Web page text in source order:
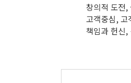
창의적 도전,
고객중심, 고
책임과 헌신,